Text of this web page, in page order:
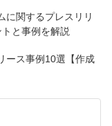
に関するプレスリリ
と事例を解説
ース事例10選【作成